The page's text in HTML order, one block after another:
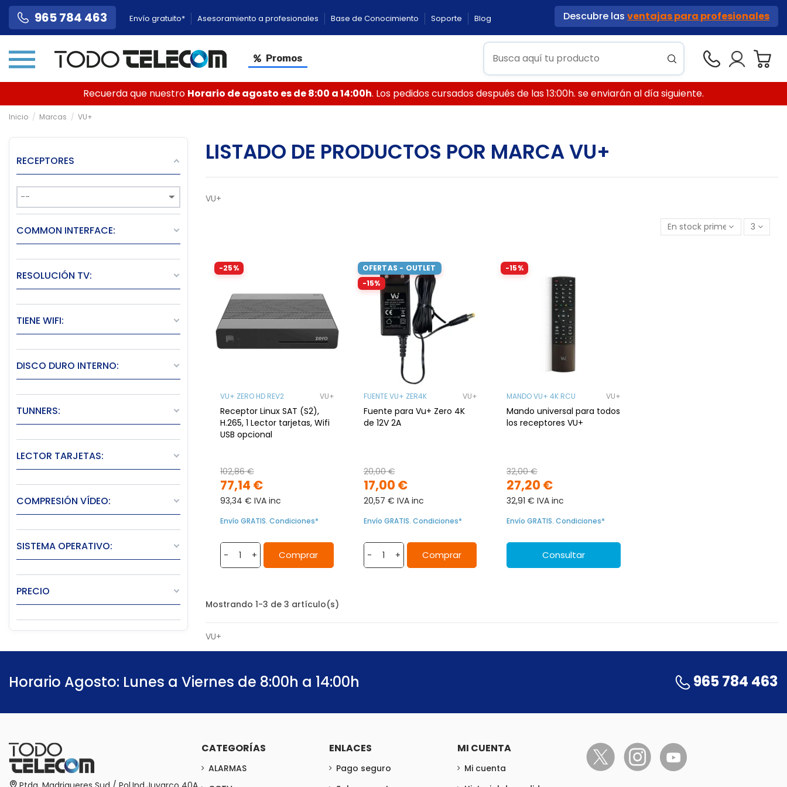
965 784 463 Envío gratuito* Asesoramiento a profesionales Base de Conocimiento Soporte Blog Descubre las ventajas para profesionales
Promos
Recuerda que nuestro Horario de agosto es de 8:00 a 14:00h. Los pedidos cursados después de las 13:00h. se enviarán al día siguiente.
Inicio Marcas VU+
LISTADO DE PRODUCTOS POR MARCA VU+
VU+
En stock primero 3
-25%
VU+ ZERO HD REV2 VU+
Receptor Linux SAT (S2),
H.265, 1 Lector tarjetas, Wifi
USB opcional
77,14 €
102,86 €
93,34 € IVA inc
Envío GRATIS. Condiciones*
- + Comprar
OFERTAS - OUTLET
-15%
FUENTE VU+ ZER4K VU+
Fuente para Vu+ Zero 4K
de 12V 2A
17,00 €
20,00 €
20,57 € IVA inc
Envío GRATIS. Condiciones*
- + Comprar
-15%
MANDO VU+ 4K RCU VU+
Mando universal para todos
los receptores VU+
27,20 €
32,00 €
32,91 € IVA inc
Envío GRATIS. Condiciones*
Consultar
Mostrando 1-3 de 3 artículo(s)
VU+
RECEPTORES
COMMON INTERFACE:
RESOLUCIÓN TV:
TIENE WIFI:
DISCO DURO INTERNO:
TUNNERS:
LECTOR TARJETAS:
COMPRESIÓN VÍDEO:
SISTEMA OPERATIVO:
PRECIO
Horario Agosto: Lunes a Viernes de 8:00h a 14:00h 965 784 463
CATEGORÍAS
ALARMAS
ENLACES
Pago seguro
MI CUENTA
Mi cuenta